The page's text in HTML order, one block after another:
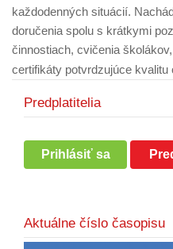
každodenných situácií.
doručenia spolu s krátkymi
činnostiach, cvičenia
certifikáty potvrdzujúce
Predplatitelia
Prihlásiť sa
Aktuálne číslo časopisu